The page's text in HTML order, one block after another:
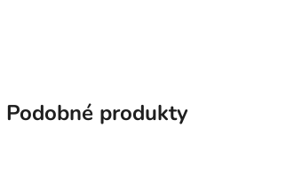
Podobné produkty